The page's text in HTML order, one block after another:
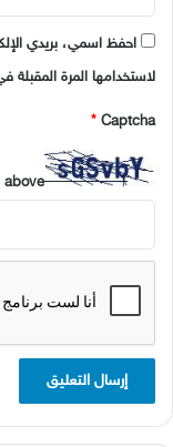
احفظ اسمي، بريدي
لاستخدامها المرة المقبلة
Captcha
*